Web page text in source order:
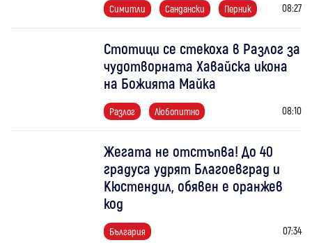
Симитли Сандански Перник 08:27
Стотици се стекоха в Разлог за
чудотворната Хавайска икона
на Божията Майка
Разлог Любопитно 08:10
Жегата не отстъпва! До 40
градуса удрят Благоевград и
Кюстендил, обявен е оранжев
код
България 07:34